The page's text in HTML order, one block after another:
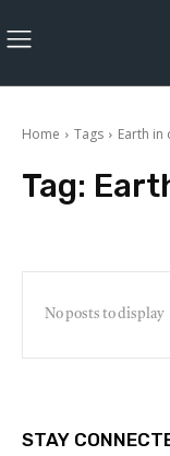
Home Tags Earth in
Tag:
No posts to display
STAY